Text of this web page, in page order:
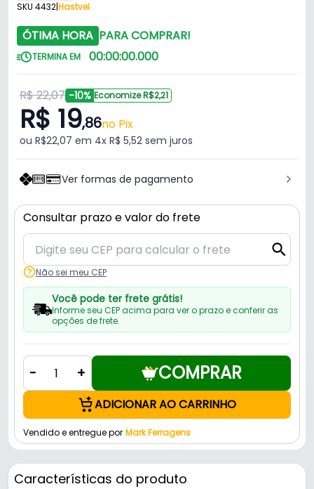
SKU 4432|Hastvel
ÓTIMA HORA PARA COMPRAR!
TERMINA EM 00:00:00.000
R$ 22,07 -10% Economize R$2,21
R$ 19,86no Pix
ou R$22,07 em 4x R$ 5,52 sem juros
Ver formas de pagamento
Consultar prazo e valor do frete
Não sei meu CEP
Você pode ter frete grátis!
Informe seu CEP acima para ver o prazo e conferir as
opções de frete.
- + COMPRAR
ADICIONAR AO CARRINHO
Vendido e entregue por Mark Ferragens
Características do produto